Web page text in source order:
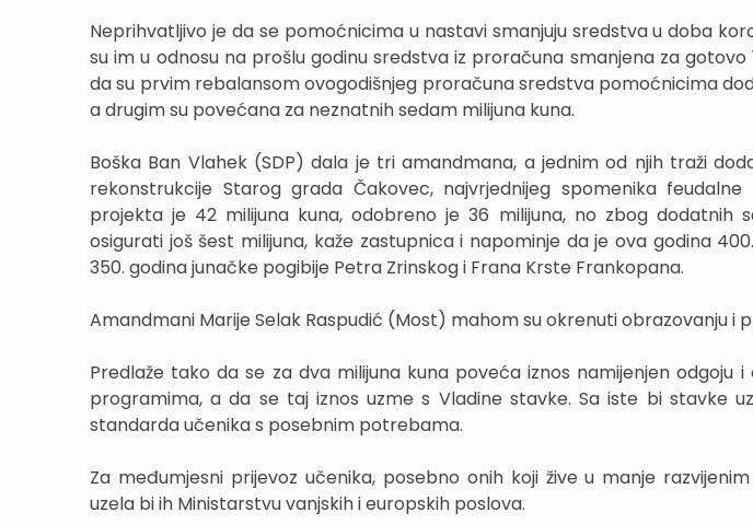
Neprihvatljivo je da se pomoćnicima u nastavi smanjuju sredstva u doba
su im u odnosu na prošlu godinu sredstva iz proračuna smanjena za
da su prvim rebalansom ovogodišnjeg proračuna sredstva pomoćnicima
a drugim su povećana za neznatnih sedam milijuna kuna.
Boška Ban Vlahek (SDP) dala je tri amandmana, a jednim od njih traži
rekonstrukcije Starog grada Čakovec, najvrjednijeg spomenika
projekta je 42 milijuna kuna, odobreno je 36 milijuna, no zbog dodatnih
osigurati još šest milijuna, kaže zastupnica i napominje da je ova godina
350. godina junačke pogibije Petra Zrinskog i Frana Krste Frankopana.
Amandmani Marije Selak Raspudić (Most) mahom su okrenuti obrazovanju i
Predlaže tako da se za dva milijuna kuna poveća iznos namijenjen odgoju
programima, a da se taj iznos uzme s Vladine stavke. Sa iste bi stavke
standarda učenika s posebnim potrebama.
Za međumjesni prijevoz učenika, posebno onih koji žive u manje
uzela bi ih Ministarstvu vanjskih i europskih poslova.